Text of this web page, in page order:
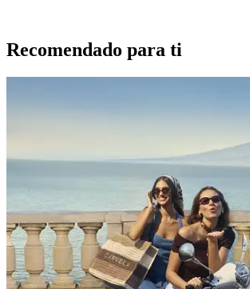
Recomendado para ti